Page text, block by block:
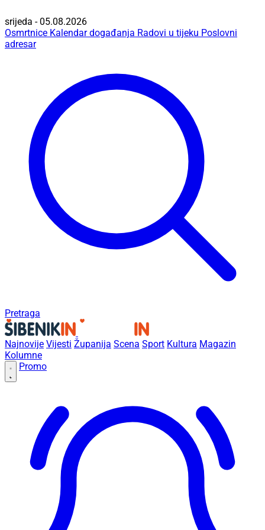
srijeda - 05.08.2026
Osmrtnice Kalendar događanja Radovi u tijeku Poslovni
adresar
Pretraga
Najnovije Vijesti Županija Scena Sport Kultura Magazin
Kolumne
Promo